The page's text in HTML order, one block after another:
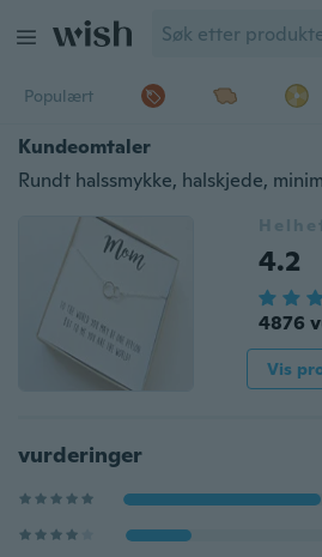
Populært
Kundeomtaler
4.2
4876
Vis
vurderinger